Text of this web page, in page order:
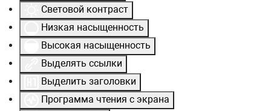
Световой контраст
Низкая насыщенность
Высокая насыщенность
Выделять ссылки
Выделить заголовки
Программа чтения с экрана